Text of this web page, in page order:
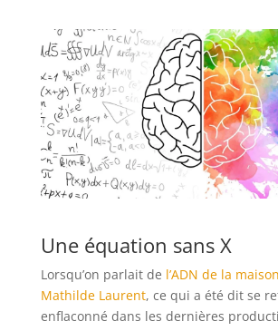
Une équation sans X
Lorsqu’on parlait de l’ADN de la
Mathilde Laurent, ce qui a été dit se
enflaconné dans les dernières